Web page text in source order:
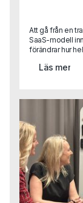
Att gå från en
SaaS-modell
förändrar hur
prioriterar.För
uppföljning till
på Stratsys,
en avgörande
intervjun delar
ställa om
och utveckla
Läs mer